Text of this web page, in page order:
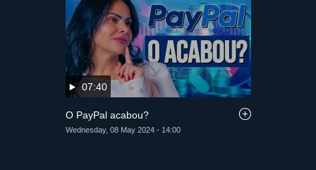
07:40
O PayPal acabou?
Wednesday, 08 May 2024 - 14:00